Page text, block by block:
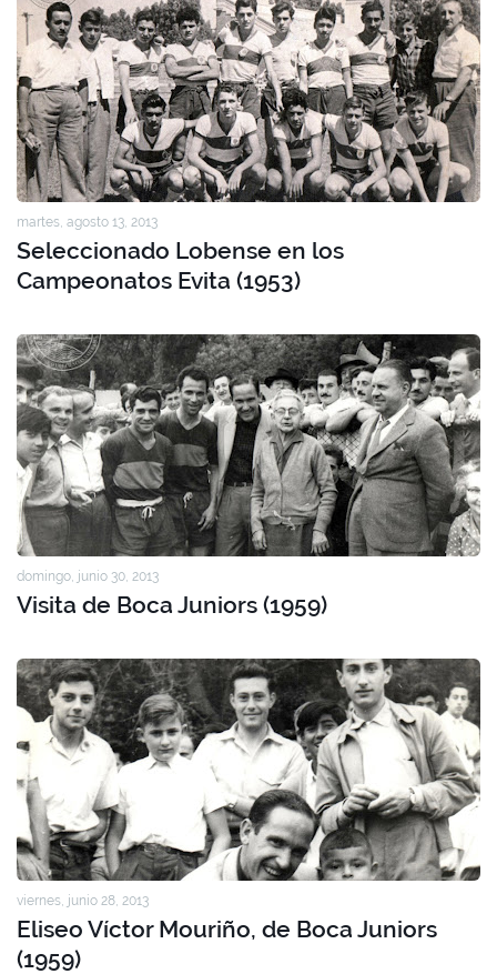
martes, agosto 13, 2013
Seleccionado Lobense en los
Campeonatos Evita (1953)
domingo, junio 30, 2013
Visita de Boca Juniors (1959)
viernes, junio 28, 2013
Eliseo Víctor Mouriño, de Boca Juniors
(1959)